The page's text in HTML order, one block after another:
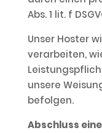
Abs. 1 lit. f
Unser Hoster
verarbeiten,
unsere
befolgen.
Abschluss